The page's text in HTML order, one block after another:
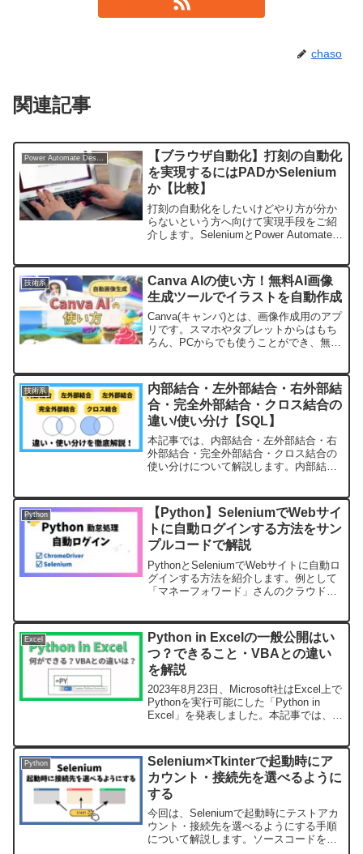
chaso
関連記事
Power Automate Desktop
【ブラウザ自動化】打刻の自動化
を実現するにはPADかSelenium
か【比較】
打刻の自動化をしたいけどやり方が分か
らないという方へ向けて実現手段をご紹
介します。SeleniumとPower Automate
で、ブラウザ自動化を実現したい方は必
見です。
技術系
Canva AIの使い方！無料AI画像
生成ツールでイラストを自動作成
Canva(キャンバ)とは、画像作成用のアプ
リです。スマホやタブレットからはもち
ろん、PCからでも使うことができ、無料
作成しています。Canvaには、「Text t...
技術系
内部結合・左外部結合・右外部結
合・完全外部結合・クロス結合の
違い/使い分け【SQL】
本記事では、内部結合・左外部結合・右
外部結合・完全外部結合・クロス結合の
使い分けについて解説します。内部結合
外部結合の違い内部結合：２つのテーブ
ルの両方にあるデータのみ...
Python
【Python】SeleniumでWebサイ
トに自動ログインする方法をサン
プルコードで解説
PythonとSeleniumでWebサイトに自動ロ
グインする方法を紹介します。例として
「マネーフォワード」さんのクラウド勤
かったんですが、マネーフォワードの家
計簿アプ...
Excel
Python in Excelの一般公開はい
つ？できること・VBAとの違い
を解説
2023年8月23日、Microsoft社はExcel上で
Pythonを実行可能にした「Python in
Excel」を発表しました。本記事では、
Python
Selenium×Tkinterで起動時にア
カウント・接続先を選べるように
する
今回は、Seleniumで起動時にテストアカ
ウント・接続先を選べるようにする手順
について解説します。ソースコードを載